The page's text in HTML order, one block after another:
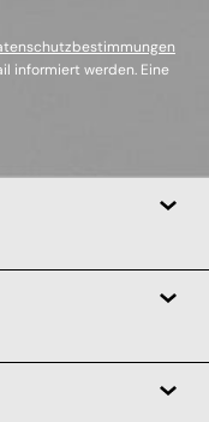
informiert werden. Eine